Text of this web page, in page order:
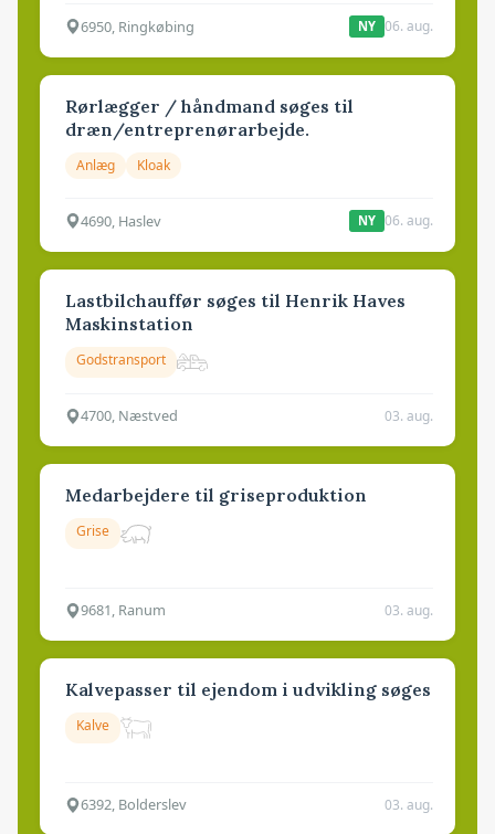
6950, Ringkøbing NY 06. aug.
Rørlægger / håndmand søges til
dræn/entreprenørarbejde.
Anlæg Kloak
4690, Haslev NY 06. aug.
Lastbilchauffør søges til Henrik Haves
Maskinstation
Godstransport
4700, Næstved 03. aug.
Medarbejdere til griseproduktion
Grise
9681, Ranum 03. aug.
Kalvepasser til ejendom i udvikling søges
Kalve
6392, Bolderslev 03. aug.